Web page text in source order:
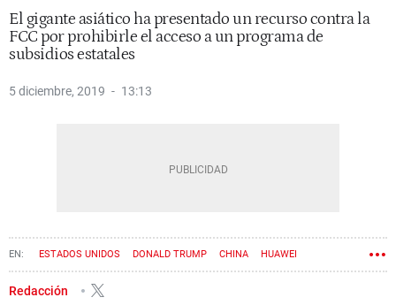
El gigante asiático ha presentado un recurso contra la
FCC por prohibirle el acceso a un programa de
subsidios estatales
5 diciembre, 2019 13:13
ESTADOS UNIDOS DONALD TRUMP CHINA HUAWEI
Redacción